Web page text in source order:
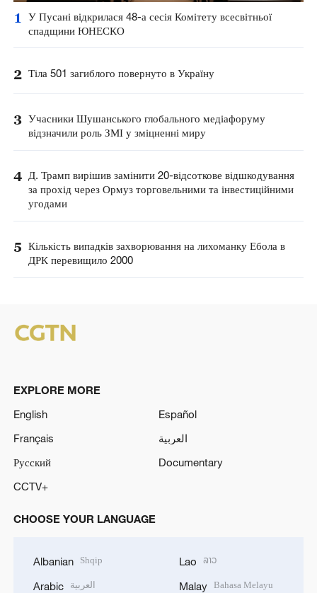
1
У Пусані відкрилася 48-а сесія Комітету всесвітньої
спадщини ЮНЕСКО
2 Тіла 501 загиблого повернуто в Україну
3 Учасники Шушанського глобального медіафоруму
відзначили роль ЗМІ у зміцненні миру
4 Д. Трамп вирішив замінити 20-відсоткове відшкодування
за прохід через Ормуз торговельними та інвестиційними
угодами
5 Кількість випадків захворювання на лихоманку Ебола в
ДРК перевищило 2000
EXPLORE MORE
English
Español
Français
العربية
Русский
Documentary
CCTV+
CHOOSE YOUR LANGUAGE
Albanian Shqip
Arabic العربية
Lao ລາວ
Malay Bahasa Melayu